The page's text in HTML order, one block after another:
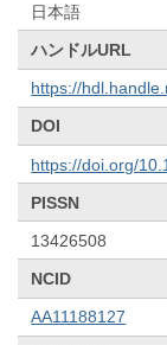
日本語
ハンドルURL
https://
DOI
https://doi.org/
PISSN
13426508
NCID
AA11188127